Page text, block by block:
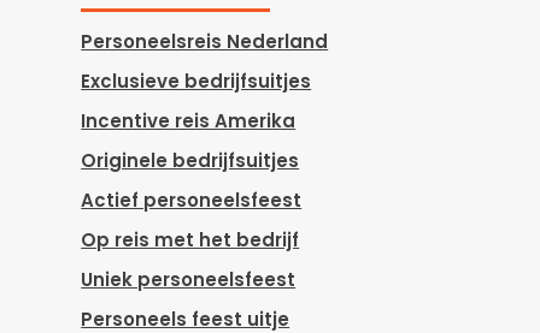
Personeelsreis Nederland
Exclusieve bedrijfsuitjes
Incentive reis Amerika
Originele bedrijfsuitjes
Actief personeelsfeest
Op reis met het bedrijf
Uniek personeelsfeest
Personeels feest uitje